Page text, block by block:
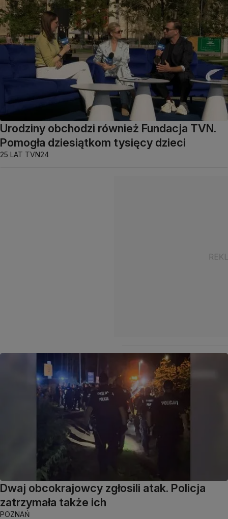
Urodziny obchodzi również Fundacja TVN.
Pomogła dziesiątkom tysięcy dzieci
25 LAT TVN24
Dwaj obcokrajowcy zgłosili atak. Policja
zatrzymała także ich
POZNAŃ